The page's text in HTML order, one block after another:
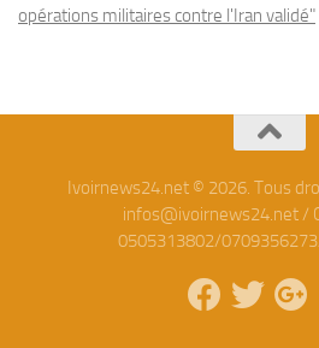
opérations militaires contre l'Iran validé"
Ivoirnews24.net © 2026. Tous
infos@ivoirnews24.net /
0505313802/